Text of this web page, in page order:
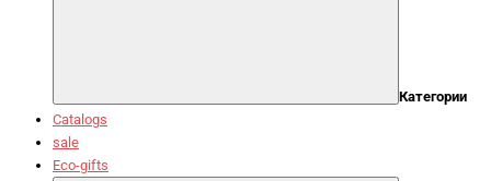
Категории
Catalogs
sale
Eco-gifts